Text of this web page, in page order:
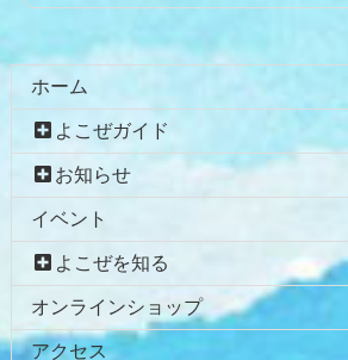
ホーム
よこぜガイド
お知らせ
イベント
よこぜを知る
オンラインショップ
アクセス